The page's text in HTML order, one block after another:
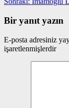
gezinmesi
Bir yanıt yazın
E-posta adresiniz
işaretlenmişlerdir